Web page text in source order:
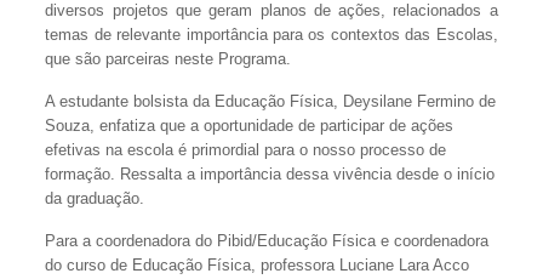
diversos projetos que geram planos de ações, relacionados a
temas de relevante importância para os contextos das Escolas,
que são parceiras neste Programa.
A estudante bolsista da Educação Física, Deysilane Fermino de
Souza, enfatiza que a oportunidade de participar de ações
efetivas na escola é primordial para o nosso processo de
formação. Ressalta a importância dessa vivência desde o início
da graduação.
Para a coordenadora do Pibid/Educação Física e coordenadora
do curso de Educação Física, professora Luciane Lara Acco